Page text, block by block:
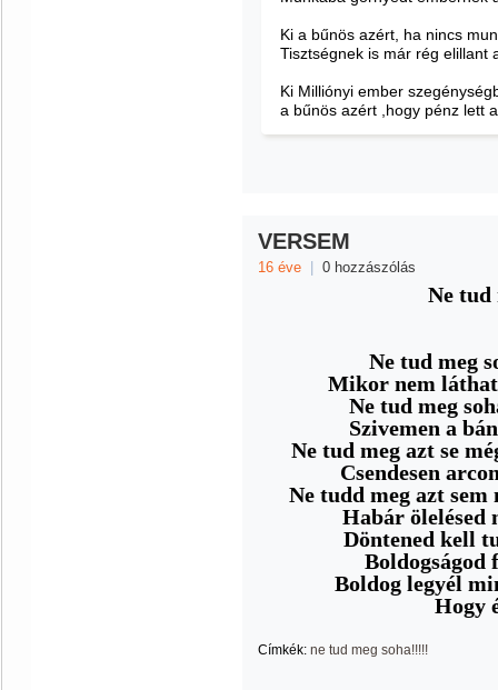
Ki a bűnös azért, ha nincs
Tisztségnek is már rég elillant
Ki Milliónyi ember
a bűnös azért ,hogy pénz lett
VERSEM
16 éve 0 hozzászólás
Ne tud
Ne tud meg
Mikor nem
Ne tud meg
Szivemen a
Ne tud meg azt se
Csendesen
Ne tudd meg azt
Habár ölelésed
Döntened kell
Boldogságod
Boldog legyél
Hogy
Címkék: ne tud meg soha!!!!!